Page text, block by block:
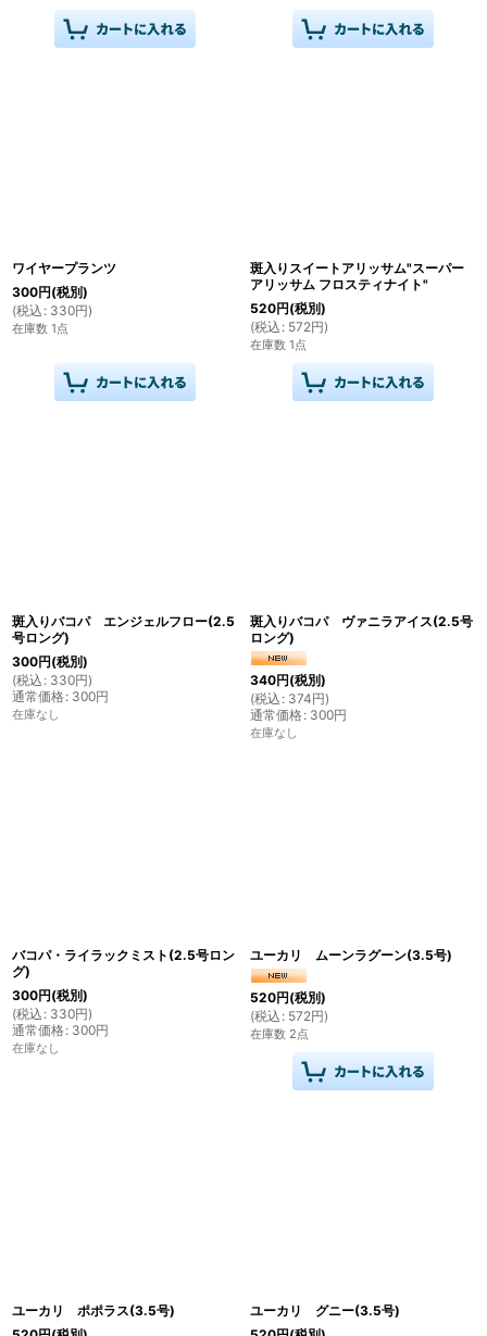
ワイヤープランツ
300円(税別)
(税込 : 330円)
在庫数 1点
斑入りスイートアリッサム"スーパー
アリッサム フロスティナイト"
520円(税別)
(税込 : 572円)
在庫数 1点
斑入りバコパ エンジェルフロー(2.5
号ロング)
300円(税別)
(税込 : 330円)
通常価格: 300円
在庫なし
斑入りバコパ ヴァニラアイス(2.5号
ロング)
340円(税別)
(税込 : 374円)
通常価格: 300円
在庫なし
バコパ・ライラックミスト(2.5号ロン
グ)
300円(税別)
(税込 : 330円)
通常価格: 300円
在庫なし
ユーカリ ムーンラグーン(3.5号)
520円(税別)
(税込 : 572円)
在庫数 2点
ユーカリ ポポラス(3.5号)
ユーカリ グニー(3.5号)